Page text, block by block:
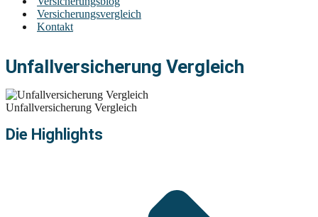
Versicherungsvergleich
Kontakt
Unfallversicherung Vergleich
Unfallversicherung Vergleich
Die Highlights